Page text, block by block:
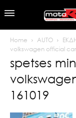
Home AUTO
volkswagen official
spetses
161019